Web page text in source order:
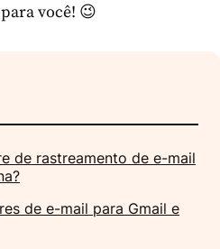
você! 😉
de rastreamento de e-mail
de e-mail para Gmail e